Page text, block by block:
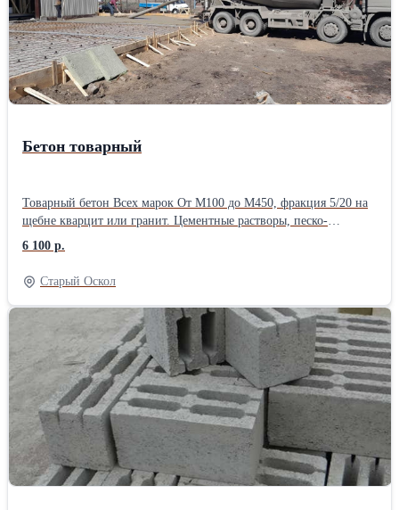
Бетон товарный
Товарный бетон Всех марок От М100 до М450, фракция 5/20 на
щебне кварцит или гранит. Цементные растворы, песко-
цементная смесь. Авто доставка от 1куба.
6 100 р.
Старый Оскол